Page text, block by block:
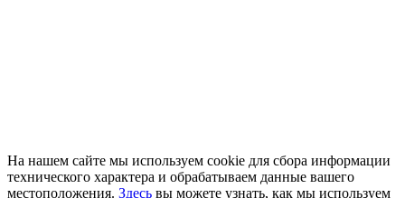
На нашем сайте мы используем cookie для сбора информации
технического характера и обрабатываем данные вашего
местоположения. Здесь вы можете узнать, как мы используем